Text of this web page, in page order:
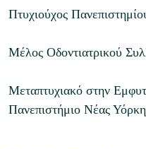
Πτυχιούχος
Μέλος Οδοντιατρικού
Μεταπτυχιακό στην
Πανεπιστήμιο Νέας